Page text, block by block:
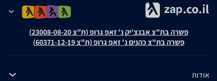
פשרה בת"צ אבנצ'יק נ' זאפ גרופ (ת"צ 23008-08-20)
פשרה בת"צ כהנים נ' זאפ גרופ (ת"צ 60371-12-19)
אודות